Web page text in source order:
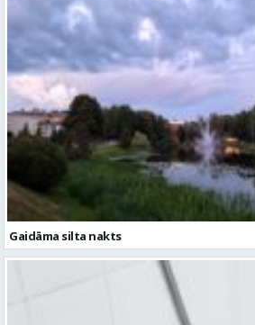
Gaidāma silta nakts